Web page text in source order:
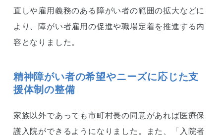
直しや雇用義務のある障がい者の範囲の拡大などに
より、障がい者雇用の促進や職場定着を推進する内
容となりました。
精神障がい者の希望やニーズに応じた支
援体制の整備
家族以外であっても市町村長の同意があれば医療保
護入院ができるようになりました。また、「入院者